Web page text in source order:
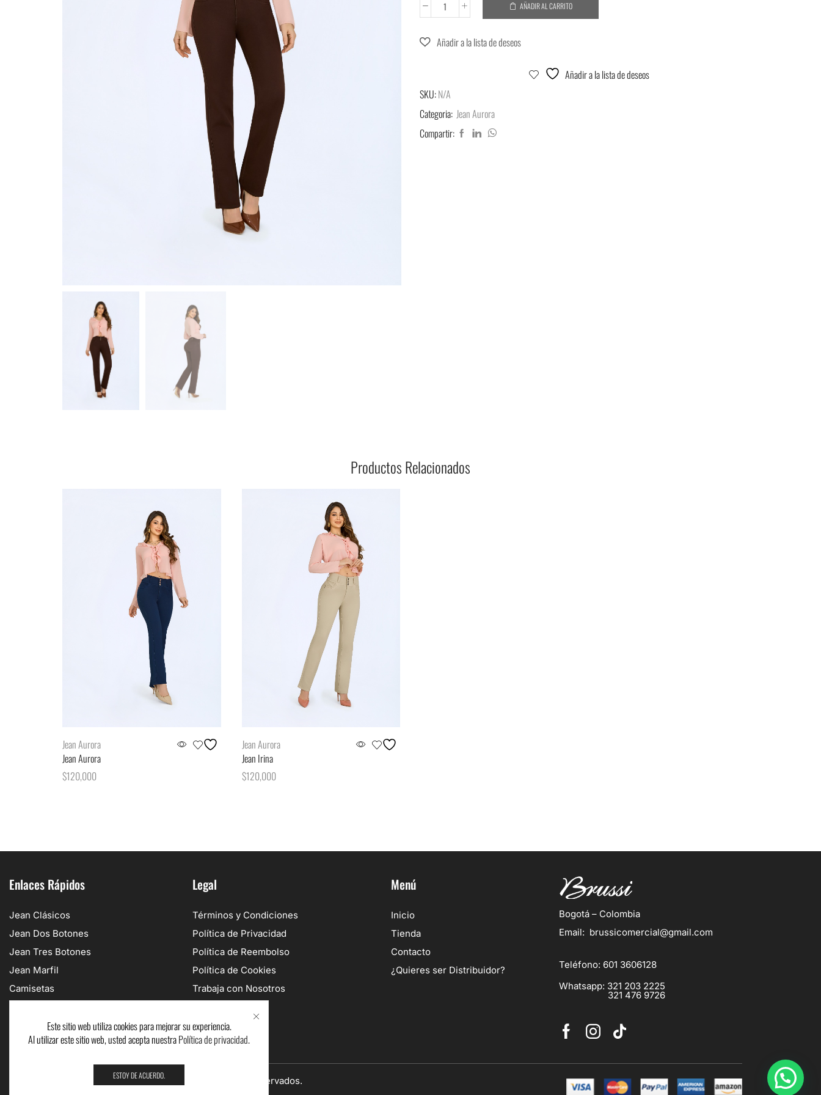
AÑADIR AL CARRITO
Añadir a la lista de deseos
SKU:N/A
Categoria: Jean Aurora
Compartir:
Productos Relacionados
Jean Aurora
Jean Aurora
$120,000
Jean Aurora
Jean Irina
$120,000
Enlaces Rápidos
Jean Clásicos
Jean Dos Botones
Jean Tres Botones
Jean Marfil
Camisetas
Legal
Términos y Condiciones
Política de Privacidad
Política de Reembolso
Política de Cookies
Trabaja con Nosotros
Menú
Inicio
Tienda
Contacto
¿Quieres ser Distribuidor?
Bogotá – Colombia
Email: brussicomercial@gmail.com
Teléfono: 601 3606128
Whatsapp: 321 203 2225
321 476 9726
Copyrights Ⓒ 2025. Brussi Jeans. Todos los Derechos Reservados.
Este sitio web utiliza cookies para mejorar su experiencia.
Al utilizar este sitio web, usted acepta nuestraPolítica de privacidad.
ESTOY DE ACUERDO.